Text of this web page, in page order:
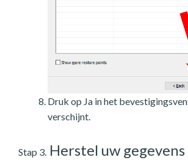
Druk op Ja in het
verschijnt.
Stap 3. Herstel uw gegevens